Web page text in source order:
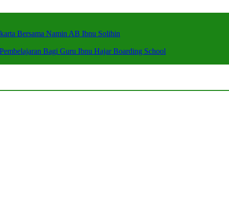
Bersama Namin AB Ibnu Solihin
Bagi Guru Ibnu Hajar Boarding School